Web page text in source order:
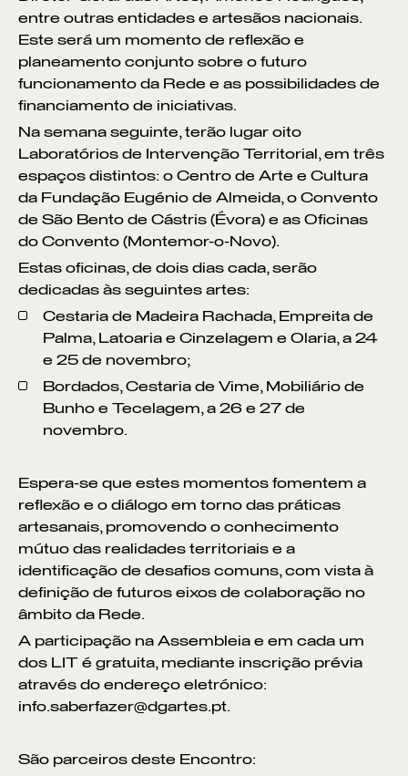
entre outras entidades e artesãos nacionais.
Este será um momento de reflexão e
planeamento conjunto sobre o futuro
funcionamento da Rede e as possibilidades de
financiamento de iniciativas.
Na semana seguinte, terão lugar oito
Laboratórios de Intervenção Territorial, em três
espaços distintos: o Centro de Arte e Cultura
da Fundação Eugénio de Almeida, o Convento
de São Bento de Cástris (Évora) e as Oficinas
do Convento (Montemor-o-Novo).
Estas oficinas, de dois dias cada, serão
dedicadas às seguintes artes:
Cestaria de Madeira Rachada, Empreita de
Palma, Latoaria e Cinzelagem e Olaria, a 24
e 25 de novembro;
Bordados, Cestaria de Vime, Mobiliário de
Bunho e Tecelagem, a 26 e 27 de
novembro.
Espera-se que estes momentos fomentem a
reflexão e o diálogo em torno das práticas
artesanais, promovendo o conhecimento
mútuo das realidades territoriais e a
identificação de desafios comuns, com vista à
definição de futuros eixos de colaboração no
âmbito da Rede.
A participação na Assembleia e em cada um
dos LIT é gratuita, mediante inscrição prévia
através do endereço eletrónico:
info.saberfazer@dgartes.pt.
São parceiros deste Encontro: